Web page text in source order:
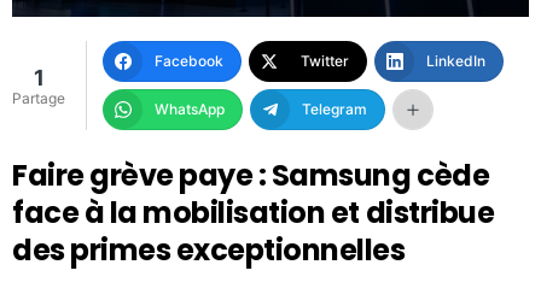
1
Partage
Facebook Twitter LinkedIn
WhatsApp Telegram
Faire grève paye : Samsung cède
face à la mobilisation et distribue
des primes exceptionnelles